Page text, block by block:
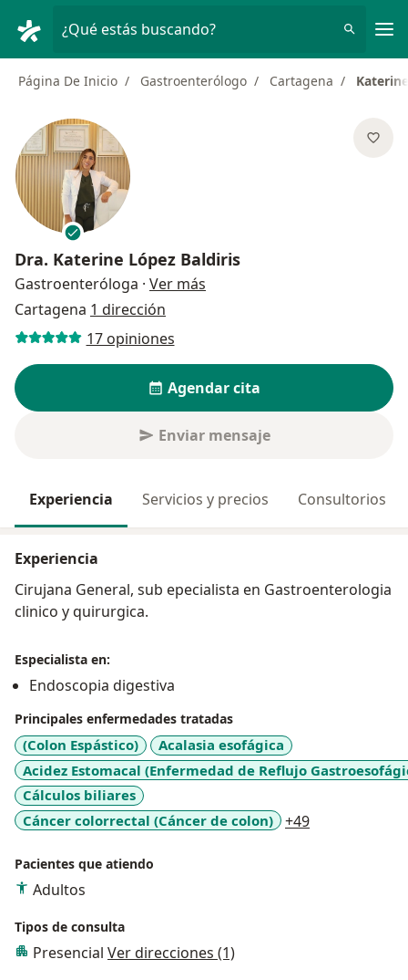
¿Qué estás buscando?
Página De Inicio Gastroenterólogo Cartagena
Dra. Katerine López Baldiris
Gastroenteróloga · Ver más
Cartagena 1 dirección
17 opiniones
Agendar cita
Enviar mensaje
Experiencia Servicios y precios Consultorios
Experiencia
Cirujana General, sub epecialista en Gastroenterologia
clinico y quirurgica.
Especialista en:
Endoscopia digestiva
Principales enfermedades tratadas
(Colon Espástico)
Acalasia esofágica
Acidez Estomacal (Enfermedad de Reflujo
Cálculos biliares
Cáncer colorrectal (Cáncer de colon)
+49
Pacientes que atiendo
Adultos
Tipos de consulta
Presencial Ver direcciones (1)